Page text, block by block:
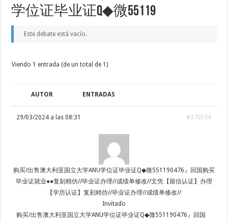
学位证毕业证Q◆微55119
Este debate está vacío.
Viendo 1 entrada (de un total de 1)
AUTOR ENTRADAS
29/03/2024 a las 08:31 #270156
购买/出售澳大利亚国立大学ANU学位证毕业证Q◆微551190476』回国购买
毕业证就业●●复刻精仿//毕业证办理//成绩单修改//文凭【留信认证】办理
【学历认证】复刻精仿//毕业证办理//成绩单修改//
Invitado
购买/出售澳大利亚国立大学ANU学位证毕业证Q◆微551190476』回国